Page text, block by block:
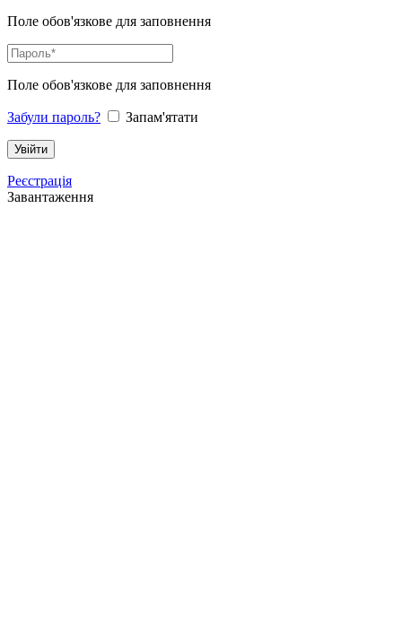
Поле обов'язкове для заповнення
Поле обов'язкове для заповнення
Забули пароль? Запам'ятати
Реєстрація
Завантаження